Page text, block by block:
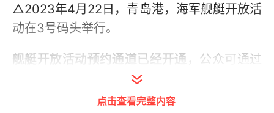
△2023年4月22日，青岛港，海军舰艇开放活
动在3号码头举行。
舰艇开放活动预约通道已经开通 ，公众可通过
“北海舰队”“南海舰队”
动具体安排，并进行网上预约登记。
点击查看完整内容